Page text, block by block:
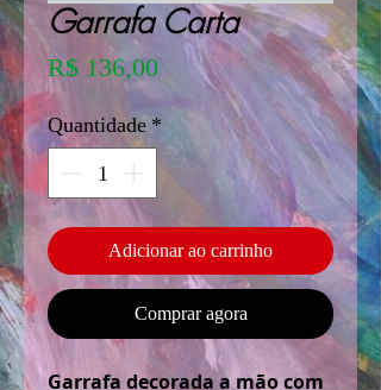
Garrafa Carta
R$ 136,00 Preço
Quantidade *
Adicionar ao carrinho
Comprar agora
Garrafa decorada a mão com